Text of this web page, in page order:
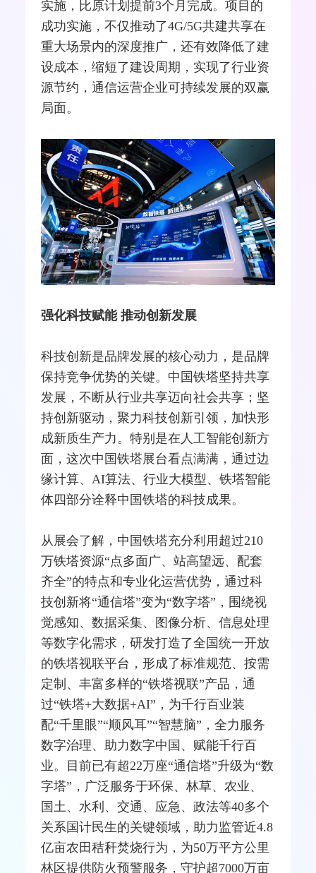
实施，比原计划提前3个月完成。项目的
成功实施，不仅推动了4G/5G共建共享在
重大场景内的深度推广，还有效降低了建
设成本，缩短了建设周期，实现了行业资
源节约，通信运营企业可持续发展的双赢
局面。
强化科技赋能 推动创新发展
科技创新是品牌发展的核心动力，是品牌
保持竞争优势的关键。中国铁塔坚持共享
发展，不断从行业共享迈向社会共享；坚
持创新驱动，聚力科技创新引领，加快形
成新质生产力。特别是在人工智能创新方
面，这次中国铁塔展台看点满满，通过边
缘计算、AI算法、行业大模型、铁塔智能
体四部分诠释中国铁塔的科技成果。
从展会了解，中国铁塔充分利用超过210
万铁塔资源“点多面广、站高望远、配套
齐全”的特点和专业化运营优势，通过科
技创新将“通信塔”变为“数字塔”，围绕视
觉感知、数据采集、图像分析、信息处理
等数字化需求，研发打造了全国统一开放
的铁塔视联平台，形成了标准规范、按需
定制、丰富多样的“铁塔视联”产品，通
过“铁塔+大数据+AI”，为千行百业装
配“千里眼”“顺风耳”“智慧脑”，全力服务
数字治理、助力数字中国、赋能千行百
业。目前已有超22万座“通信塔”升级为“数
字塔”，广泛服务于环保、林草、农业、
国土、水利、交通、应急、政法等40多个
关系国计民生的关键领域，助力监管近4.8
亿亩农田秸秆焚烧行为，为50万平方公里
林区提供防火预警服务，守护超7000万亩